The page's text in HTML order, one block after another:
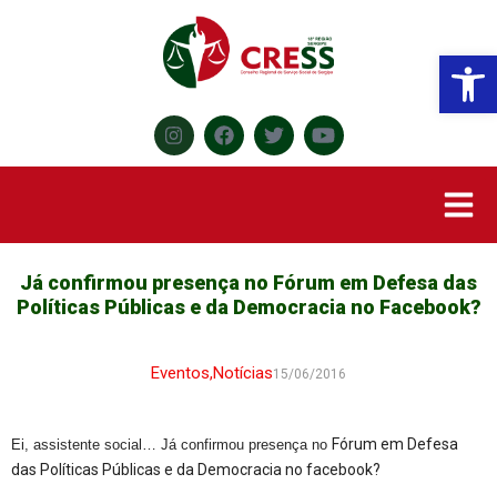
Já confirmou presença no Fórum em Defesa das
Políticas Públicas e da Democracia no Facebook?
Eventos,Notícias15/06/2016
Ei, assistente social… Já confirmou presença no Fórum em Defesa
das Políticas Públicas e da Democracia no facebook?